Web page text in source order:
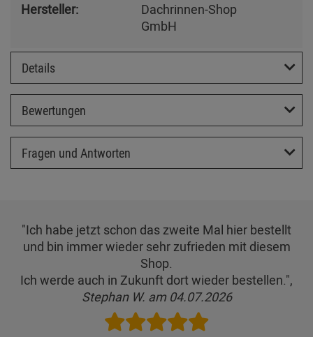
Hersteller:
Dachrinnen-Shop
GmbH
Details
Bewertungen
Fragen und Antworten
"Ich habe jetzt schon das zweite Mal hier bestellt
und bin immer wieder sehr zufrieden mit diesem
Shop.
Ich werde auch in Zukunft dort wieder bestellen.",
Stephan W. am 04.07.2026